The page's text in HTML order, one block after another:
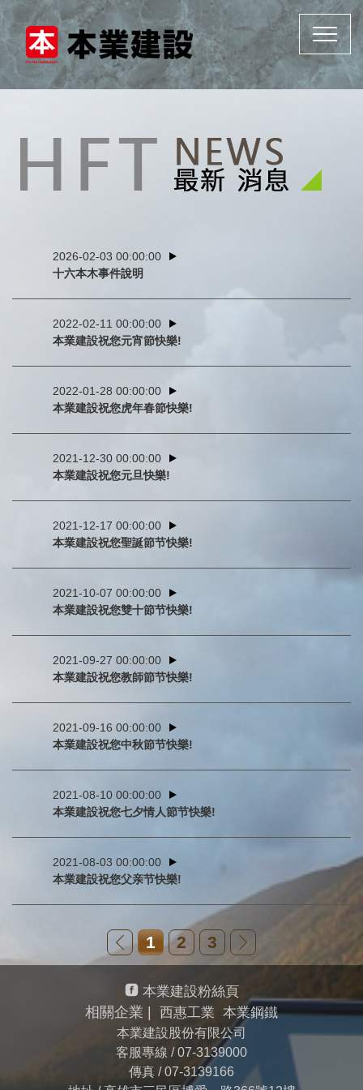
Toggle
2026-02-03 00:00:00
十六本木事件說明
2022-02-11 00:00:00
本業建設祝您元宵節快樂!
2022-01-28 00:00:00
本業建設祝您虎年春節快樂!
2021-12-30 00:00:00
本業建設祝您元旦快樂!
2021-12-17 00:00:00
本業建設祝您聖誕節节快樂!
2021-10-07 00:00:00
本業建設祝您雙十節节快樂!
2021-09-27 00:00:00
本業建設祝您教師節节快樂!
2021-09-16 00:00:00
本業建設祝您中秋節节快樂!
2021-08-10 00:00:00
本業建設祝您七夕情人節节快樂!
2021-08-03 00:00:00
本業建設祝您父亲节快樂!
1 2 3
本業建設粉絲頁
相關企業 | 西惠工業 本業鋼鐵
本業建設股份有限公司
客服專線 /07-3139000
傳真 /07-3139166